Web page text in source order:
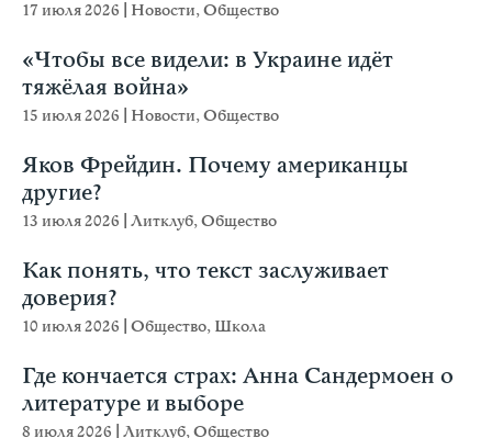
17 июля 2026 Новости,Общество
«Чтобы все видели: в Украине идёт
тяжёлая война»
15 июля 2026 Новости,Общество
Яков Фрейдин. Почему американцы
другие?
13 июля 2026 Литклуб,Общество
Как понять, что текст заслуживает
доверия?
10 июля 2026 Общество, Школа
Где кончается страх: Анна Сандермоен о
литературе и выборе
8 июля 2026 Литклуб,Общество